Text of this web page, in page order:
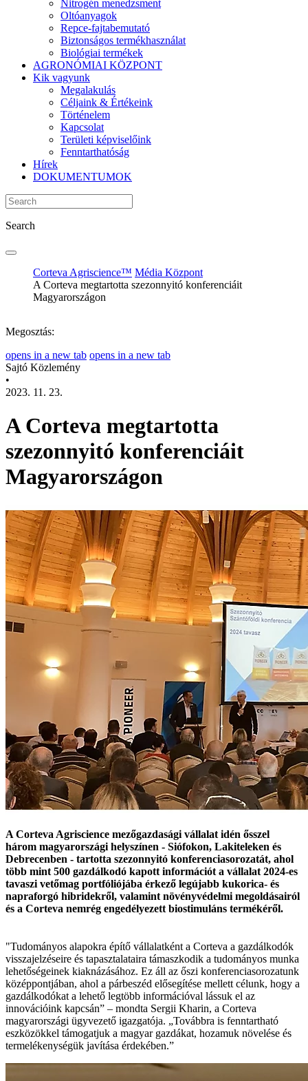
Nitrogén menedzsment
Oltóanyagok
Repce-fajtabemutató
Biztonságos termékhasználat
Biológiai termékek
AGRONÓMIAI KÖZPONT
Kik vagyunk
Megalakulás
Céljaink & Értékeink
Történelem
Kapcsolat
Területi képviselőink
Fenntarthatóság
Hírek
DOKUMENTUMOK
Search
Corteva Agriscience™ Média Központ
A Corteva megtartotta szezonnyitó konferenciáit
Magyarországon
Megosztás:
opens in a new tab opens in a new tab
Sajtó Közlemény
•
2023. 11. 23.
A Corteva megtartotta
szezonnyitó konferenciáit
Magyarországon
A Corteva Agriscience mezőgazdasági vállalat idén ősszel
három magyarországi helyszínen - Siófokon, Lakiteleken és
Debrecenben - tartotta szezonnyitó konferenciasorozatát, ahol
több mint 500 gazdálkodó kapott információt a vállalat 2024-es
tavaszi vetőmag portfóliójába érkező legújabb kukorica- és
napraforgó hibridekről, valamint növényvédelmi megoldásairól
és a Corteva nemrég engedélyezett biostimuláns termékéről.
"Tudományos alapokra építő vállalatként a Corteva a gazdálkodók
visszajelzéseire és tapasztalataira támaszkodik a tudományos munka
lehetőségeinek kiaknázásához. Ez áll az őszi konferenciasorozatunk
középpontjában, ahol a párbeszéd elősegítése mellett célunk, hogy a
gazdálkodókat a lehető legtöbb információval lássuk el az
innovációink kapcsán” – mondta Sergii Kharin, a Corteva
magyarországi ügyvezető igazgatója. „Továbbra is fenntartható
eszközökkel támogatjuk a magyar gazdákat, hozamuk növelése és
termelékenységük javítása érdekében.”